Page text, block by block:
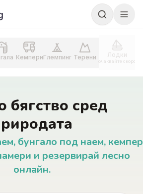
КемпериГлемпинг Терени Лодки
очаквайте скоро
бягство сред
бунгало под наем, кемпер
и резервирай лесно
онлайн.